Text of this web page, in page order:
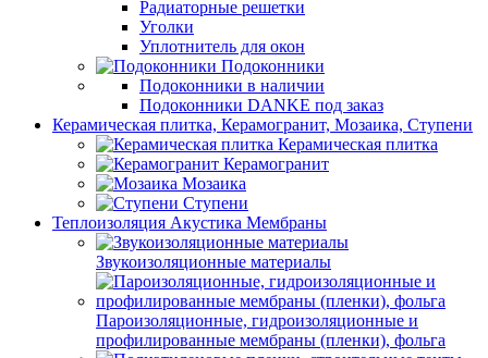
Радиаторные решетки
Уголки
Уплотнитель для окон
Подоконники
Подоконники в наличии
Подоконники DANKE под заказ
Керамическая плитка, Керамогранит, Мозаика, Ступени
Керамическая плитка
Керамогранит
Мозаика
Ступени
Теплоизоляция Акустика Мембраны
Звукоизоляционные материалы
Пароизоляционные, гидроизоляционные и
профилированные мембраны (пленки), фольга